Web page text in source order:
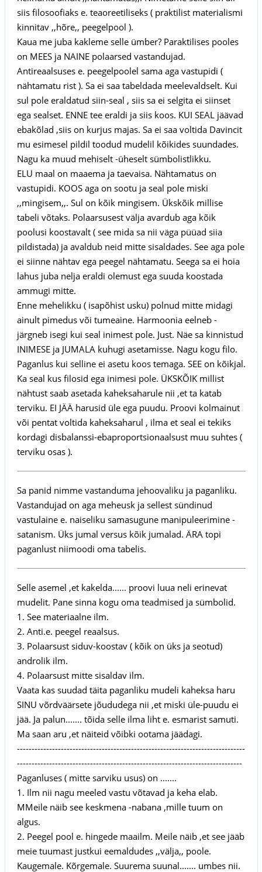
siis filosoofiaks e. teaoreetiliseks ( praktilist materialismi
kinnitav ,,hõre,, peegelpool ).
Kaua me juba kakleme selle ümber? Paraktilises pooles
on MEES ja NAINE polaarsed vastandujad.
Antireaalsuses e. peegelpoolel sama aga vastupidi (
nähtamatu rist ). Sa ei saa tabeldada meelevaldselt. Kui
sul pole eraldatud siin-seal , siis sa ei selgita ei siinset
ega sealset. ENNE tee eraldi ja siis koos. KUI SEAL jäävad
ebakõlad ,siis on kurjus majas. Sa ei saa voltida Davincit
mu esimesel pildil toodud mudelil kõikides suundades.
Nagu ka muud mehiselt -üheselt sümbolistlikku.
ELU maal on maaema ja taevaisa. Nähtamatus on
vastupidi. KOOS aga on sootu ja seal pole miski
,,mingisem,,. Sul on kõik mingisem. Ükskõik millise
tabeli võtaks. Polaarsusest välja avardub aga kõik
poolusi koostavalt ( see mida sa nii väga püüad siia
pildistada) ja avaldub neid mitte sisaldades. See aga pole
ei siinne nähtav ega peegel nähtamatu. Seega sa ei hoia
lahus juba nelja eraldi olemust ega suuda koostada
ammugi mitte.
Enne mehelikku ( isapõhist usku) polnud mitte midagi
ainult pimedus või tumeaine. Harmoonia eelneb -
järgneb isegi kui seal inimest pole. Just. Näe sa kinnistud
INIMESE ja JUMALA kuhugi asetamisse. Nagu kogu filo.
Paganlus kui selline ei asetu koos temaga. SEE on kõikjal.
Ka seal kus filosid ega inimesi pole. ÜKSKÕIK millist
nähtust saab asetada kaheksaharule nii ,et ta katab
terviku. EI JÄÄ harusid üle ega puudu. Proovi kolmainut
või pentat voltida kaheksaharul , ilma et seal ei tekiks
kordagi disbalanssi-ebaproportsionaalsust muu suhtes (
terviku osas ).
Sa panid nimme vastanduma jehoovaliku ja paganliku.
Vastandujad on aga meheusk ja sellest sündinud
vastulaine e. naiseliku samasugune manipuleerimine -
satanism. Üks jumal versus kõik jumalad. ÄRA topi
paganlust niimoodi oma tabelis.
Selle asemel ,et kakelda...... proovi luua neli erinevat
mudelit. Pane sinna kogu oma teadmised ja sümbolid.
1. See materiaalne ilm.
2. Anti.e. peegel reaalsus.
3. Polaarsust siduv-koostav ( kõik on üks ja seotud)
androlik ilm.
4. Polaarsust mitte sisaldav ilm.
Vaata kas suudad täita paganliku mudeli kaheksa haru
SINU võrdväärsete jõududega nii ,et miski üle-puudu ei
jää. Ja palun....... tõida selle ilma liht e. esmarist samuti.
Ma saan aru ,et näiteid võibki ootama jäädagi.
------------------------------------------------------------------------------
-----------------------------------------------------------------------------
Paganluses ( mitte sarviku usus) on .......
1. Ilm nii nagu meeled vastu võtavad ja keha elab.
MMeile näib see keskmena -nabana ,mille tuum on
algus.
2. Peegel pool e. hingede maailm. Meile näib ,et see jääb
meie tuumast justkui eemaldudes ,,välja,, poole.
Kaugemale. Kõrgemale. Suurema suunal....... umbes nii.